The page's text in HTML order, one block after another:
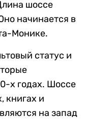
шоссе
начинается в
Монике.
статус и
х годах. Шоссе
книгах и
на запад